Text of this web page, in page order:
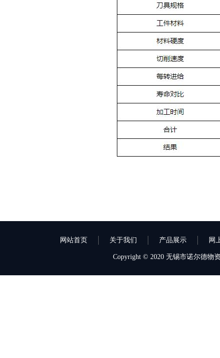
网站首页 关于我们 产品展示 网
Copyright © 2020 无锡市诺尔德物